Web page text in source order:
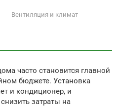
Вентиляция и климат
часто становится главной
бюджете. Установка
и кондиционер, и
затраты на